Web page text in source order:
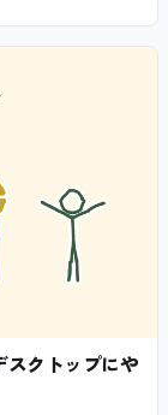
クトップにや